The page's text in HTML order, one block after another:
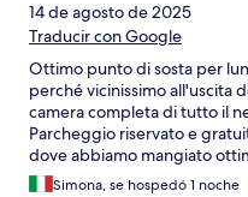
14 de agosto de 2025
Traducir con Google
Ottimo punto di sosta per
perché vicinissimo all'uscita
camera completa di tutto il
Parcheggio riservato e
dove abbiamo mangiato
il tutto cotto alla brace
Simona, se hospedó 1 noche